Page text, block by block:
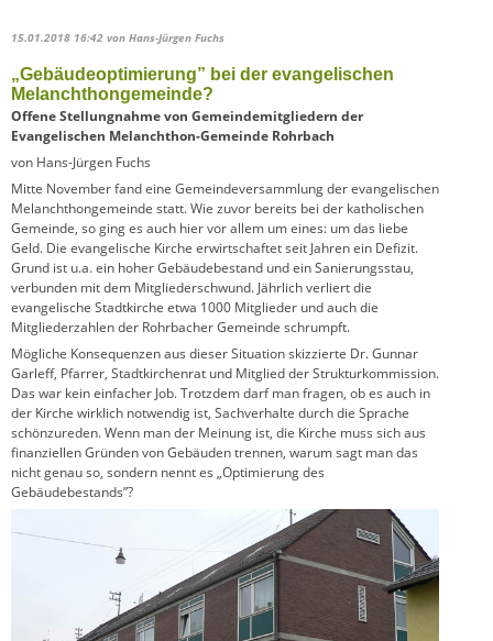
15.01.2018 16:42 von Hans-Jürgen Fuchs
„Gebäudeoptimierung” bei der evangelischen
Melanchthongemeinde?
Offene Stellungnahme von Gemeindemitgliedern der
Evangelischen Melanchthon-Gemeinde Rohrbach
von Hans-Jürgen Fuchs
Mitte November fand eine Gemeindeversammlung der evangelischen
Melanchthongemeinde statt. Wie zuvor bereits bei der katholischen
Gemeinde, so ging es auch hier vor allem um eines: um das liebe
Geld. Die evangelische Kirche erwirtschaftet seit Jahren ein Defizit.
Grund ist u.a. ein hoher Gebäudebestand und ein Sanierungsstau,
verbunden mit dem Mitgliederschwund. Jährlich verliert die
evangelische Stadtkirche etwa 1000 Mitglieder und auch die
Mitgliederzahlen der Rohrbacher Gemeinde schrumpft.
Mögliche Konsequenzen aus dieser Situation skizzierte Dr. Gunnar
Garleff, Pfarrer, Stadtkirchenrat und Mitglied der Strukturkommission.
Das war kein einfacher Job. Trotzdem darf man fragen, ob es auch in
der Kirche wirklich notwendig ist, Sachverhalte durch die Sprache
schönzureden. Wenn man der Meinung ist, die Kirche muss sich aus
finanziellen Gründen von Gebäuden trennen, warum sagt man das
nicht genau so, sondern nennt es „Optimierung des
Gebäudebestands”?